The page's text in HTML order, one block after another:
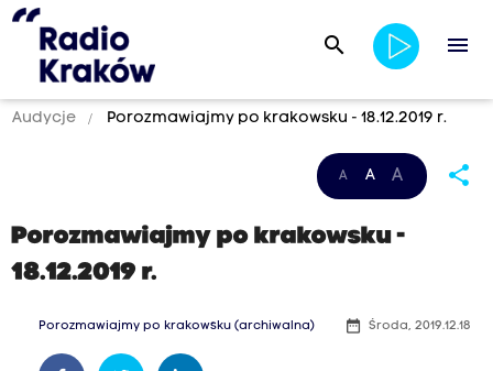
search menu
Audycje Porozmawiajmy po krakowsku - 18.12.2019 r.
A A A share
Porozmawiajmy po krakowsku -
18.12.2019 r.
Porozmawiajmy po krakowsku (archiwalna) date_range Środa, 2019.12.18